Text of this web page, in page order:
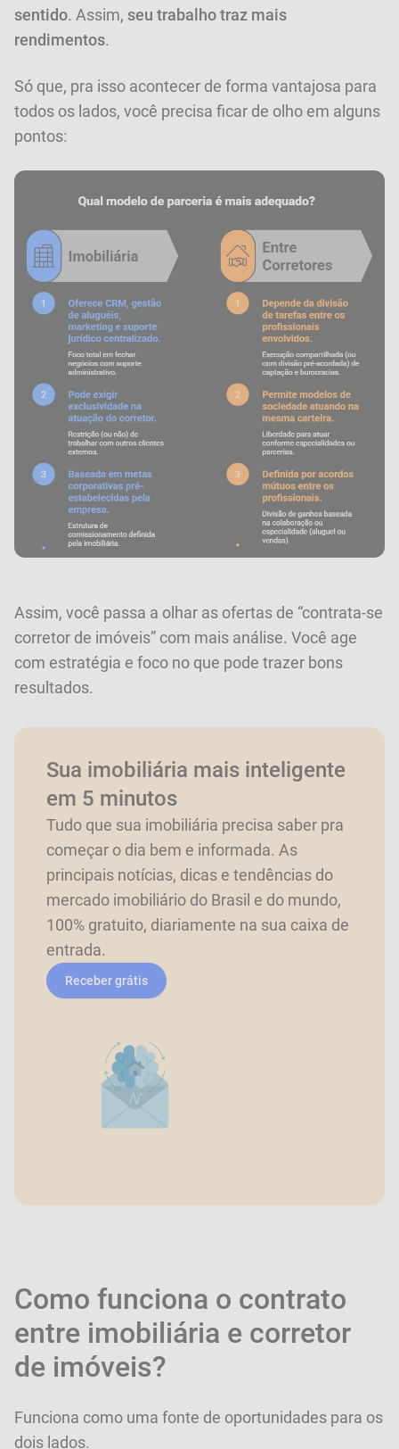
sentido. Assim, seu trabalho traz mais
rendimentos.
Só que, pra isso acontecer de forma vantajosa para
todos os lados, você precisa ficar de olho em alguns
pontos:
Assim, você passa a olhar as ofertas de “contrata-se
corretor de imóveis” com mais análise. Você age
com estratégia e foco no que pode trazer bons
resultados.
Sua imobiliária mais inteligente
em 5 minutos
Tudo que sua imobiliária precisa saber pra
começar o dia bem e informada. As
principais notícias, dicas e tendências do
mercado imobiliário do Brasil e do mundo,
100% gratuito, diariamente na sua caixa de
entrada.
Receber grátis
Como funciona o contrato
entre imobiliária e corretor
de imóveis?
Funciona como uma fonte de oportunidades para os
dois lados.